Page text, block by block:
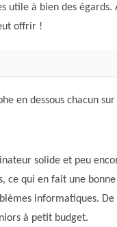
utile à bien des égards.
offrir !
en dessous chacun
solide et peu
ce qui en fait une
informatiques.
à petit budget.